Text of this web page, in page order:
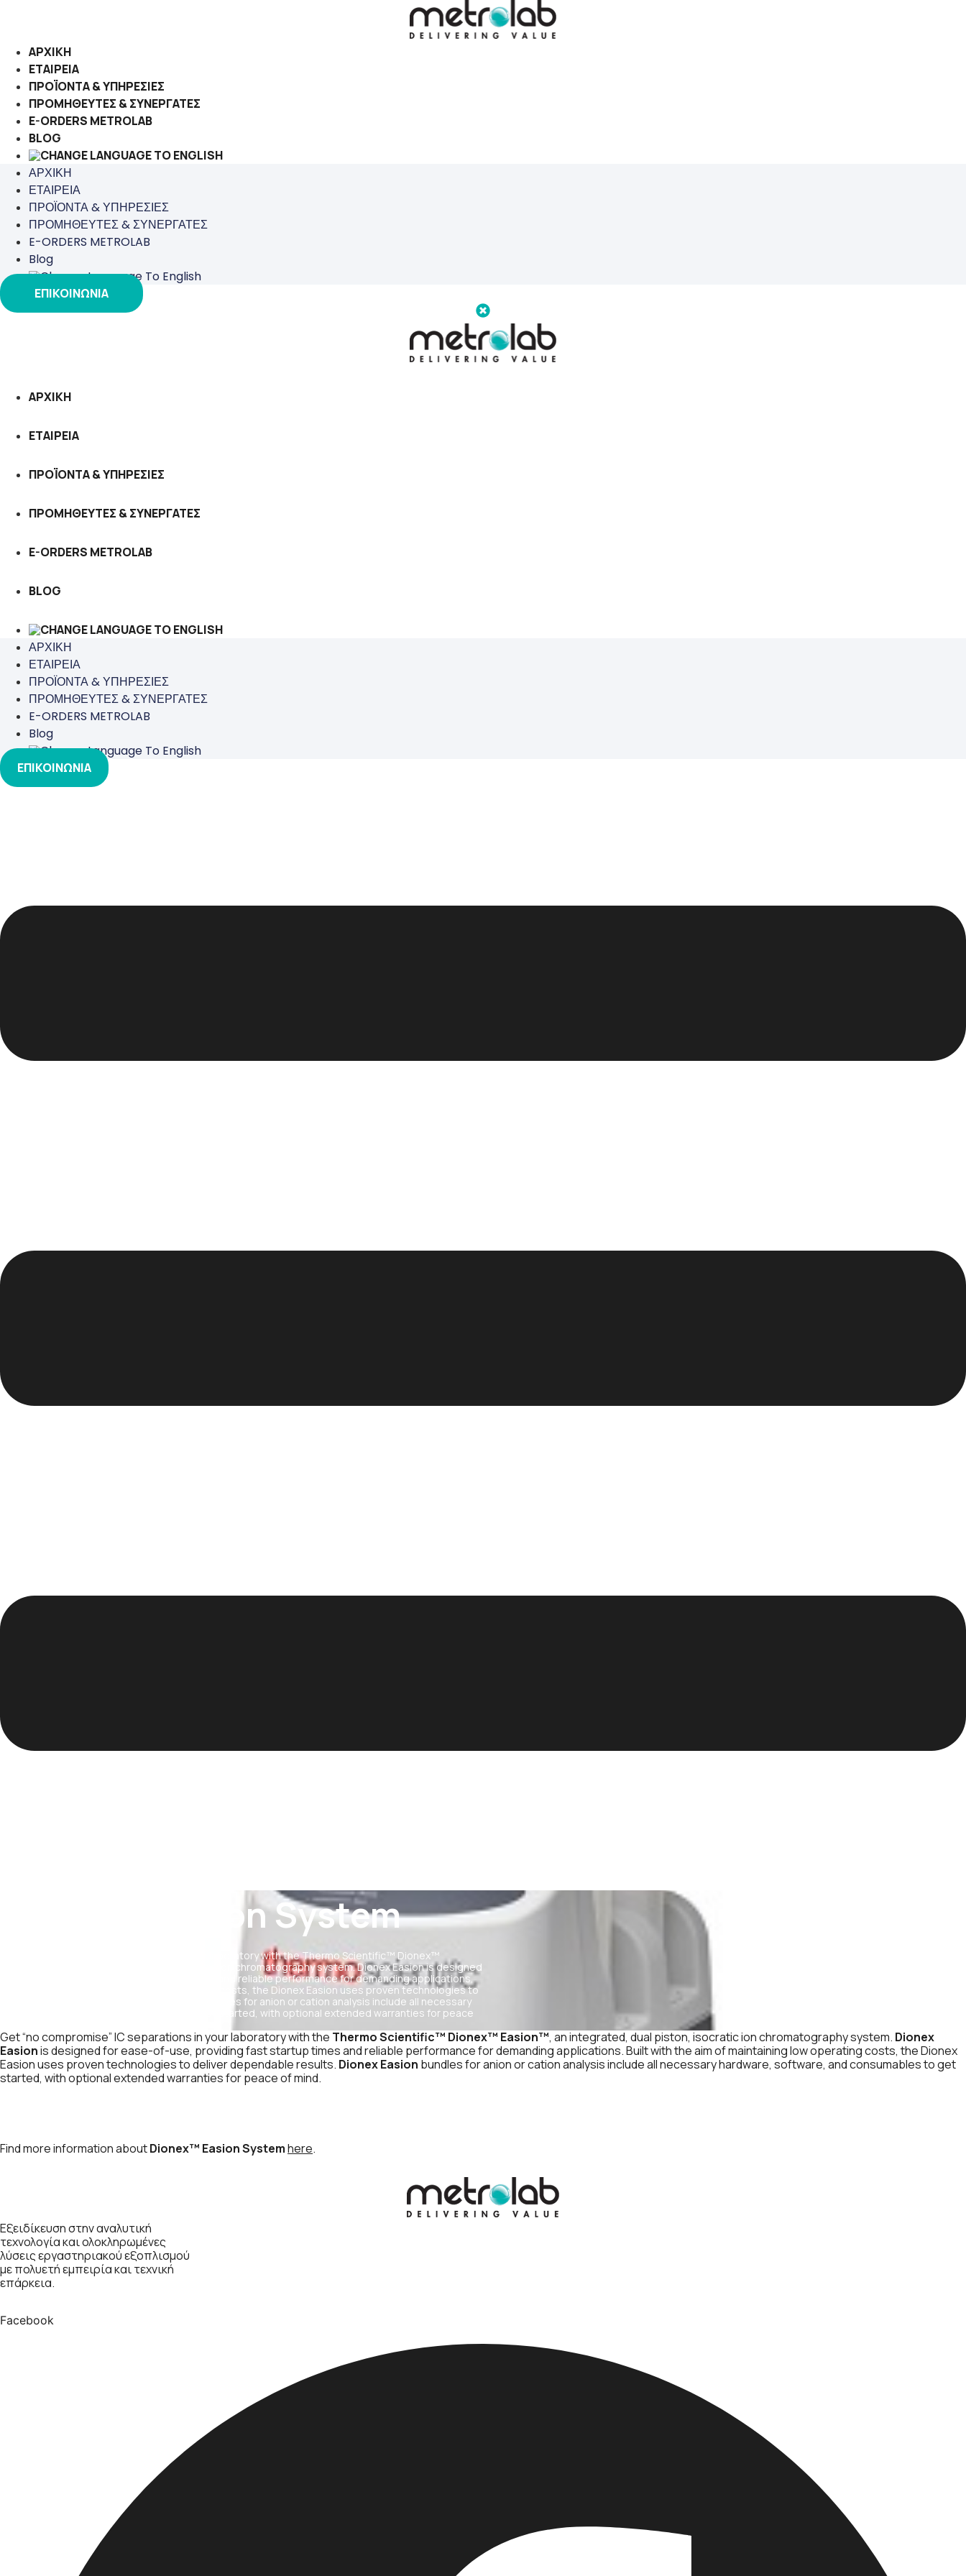
ΑΡΧΙΚΗ
ΕΤΑΙΡΕΙΑ
ΠΡΟΪΟΝΤΑ & ΥΠΗΡΕΣΙΕΣ
ΠΡΟΜΗΘΕΥΤΕΣ & ΣΥΝΕΡΓΑΤΕΣ
E-ORDERS METROLAB
BLOG
ΑΡΧΙΚΗ
ΕΤΑΙΡΕΙΑ
ΠΡΟΪΟΝΤΑ & ΥΠΗΡΕΣΙΕΣ
ΠΡΟΜΗΘΕΥΤΕΣ & ΣΥΝΕΡΓΑΤΕΣ
E-ORDERS METROLAB
Blog
ΕΠΙΚΟΙΝΩΝΙΑ
ΑΡΧΙΚΗ
ΕΤΑΙΡΕΙΑ
ΠΡΟΪΟΝΤΑ & ΥΠΗΡΕΣΙΕΣ
ΠΡΟΜΗΘΕΥΤΕΣ & ΣΥΝΕΡΓΑΤΕΣ
E-ORDERS METROLAB
BLOG
ΑΡΧΙΚΗ
ΕΤΑΙΡΕΙΑ
ΠΡΟΪΟΝΤΑ & ΥΠΗΡΕΣΙΕΣ
ΠΡΟΜΗΘΕΥΤΕΣ & ΣΥΝΕΡΓΑΤΕΣ
E-ORDERS METROLAB
Blog
ΕΠΙΚΟΙΝΩΝΙΑ
Dionex™ Easion System
Get “no compromise” IC separations in your laboratory with the Thermo Scientific™ Dionex™
Easion™, an integrated, dual piston, isocratic ion chromatography system. Dionex Easion is designed
for ease-of-use, providing fast startup times and reliable performance for demanding applications.
Built with the aim of maintaining low operating costs, the Dionex Easion uses proven technologies to
deliver dependable results. Dionex Easion bundles for anion or cation analysis include all necessary
hardware, software, and consumables to get started, with optional extended warranties for peace
Get “no compromise” IC separations in your laboratory with the Thermo Scientific™ Dionex™ Easion™, an integrated, dual piston, isocratic ion chromatography system. Dionex
Easionis designed for ease-of-use, providing fast startup times and reliable performance for demanding applications. Built with the aim of maintaining low operating costs, the Dionex
Easion uses proven technologies to deliver dependable results. Dionex Easion bundles for anion or cation analysis include all necessary hardware, software, and consumables to get
started, with optional extended warranties for peace of mind.
Find more information aboutDionex™ Easion Systemhere.
Εξειδίκευση στην αναλυτική
τεχνολογία και ολοκληρωμένες
λύσεις εργαστηριακού εξοπλισμού
με πολυετή εμπειρία και τεχνική
επάρκεια.
Facebook